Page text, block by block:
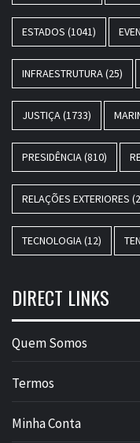
ESTADOS (1041)
INFRAESTRUTURA(25)
JUSTIÇA(1733)
PRESIDÊNCIA(810)
RELAÇÕES EXTERIORES
TECNOLOGIA(12)
DIRECT LINKS
Quem Somos
Termos
Minha Conta